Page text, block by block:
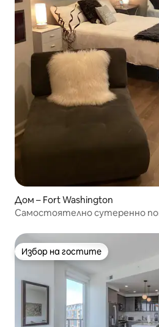
Дом – Fort Washington
Самостоятелно сутеренно
Избор на гостите
Избор на гостите